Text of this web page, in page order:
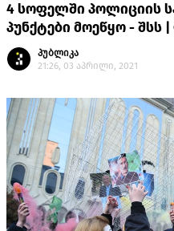
4 სოფელში პოლიციის
პუნქტები მოეწყო - შსს |
პუბლიკა
21:26, 03 აპრილი, 2021